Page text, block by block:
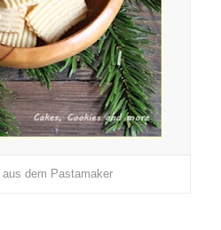
dem Pastamaker